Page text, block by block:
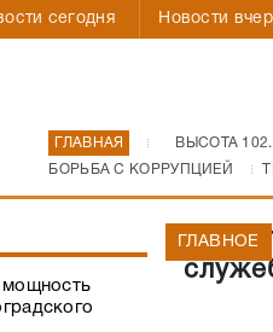
сегодня Новости
ГЛАВНАЯ ВЫСОТА
БОРЬБА С КОРРУПЦИЕЙ
мощность
В
ГЛАВНОЕ